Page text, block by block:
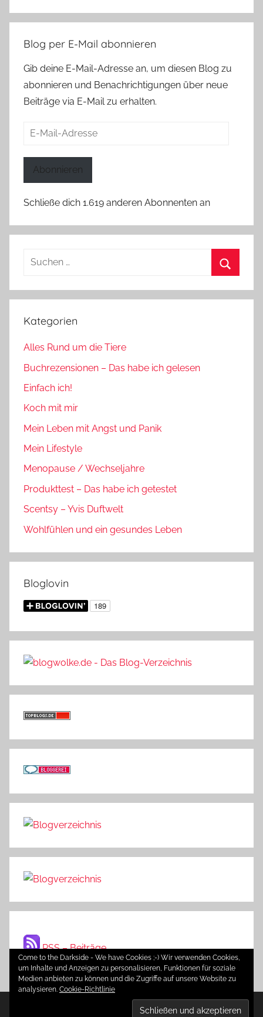
Blog per E-Mail abonnieren
Gib deine E-Mail-Adresse an, um diesen Blog zu
abonnieren und Benachrichtigungen über neue
Beiträge via E-Mail zu erhalten.
E-
Abonnieren
Schließe dich 1.619 anderen Abonnenten an
Suchen
Kategorien
Alles Rund um die Tiere
Buchrezensionen – Das habe ich gelesen
Einfach ich!
Koch mit mir
Mein Leben mit Angst und Panik
Mein Lifestyle
Menopause / Wechseljahre
Produkttest – Das habe ich getestet
Scentsy – Yvis Duftwelt
Wohlfühlen und ein gesundes Leben
Bloglovin
RSS – Beiträge
WordPress-Theme: Donovan von ThemeZee.
Come to the Darkside - We have Cookies ;-) Wir verwenden Cookies,
um Inhalte und Anzeigen zu personalisieren, Funktionen für soziale
Medien anbieten zu können und die Zugriffe auf unsere Website zu
analysieren. Cookie-Richtlinie